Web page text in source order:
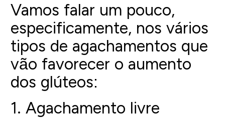
Vamos falar um pouco,
especificamente, nos vários
tipos de agachamentos que
vão favorecer o aumento
dos glúteos:
1. Agachamento livre